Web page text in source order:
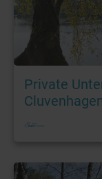
Private